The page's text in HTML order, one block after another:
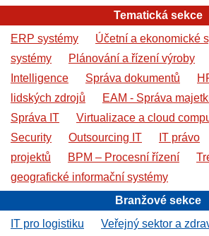
Tematická sekce
ERP systémy
Účetní a ekonomické
systémy
Plánování a řízení výroby
Intelligence
Správa dokumentů
lidských zdrojů
EAM - Správa
Správa IT
Virtualizace a cloud
Security
Outsourcing IT IT právo
projektů
BPM – Procesní řízení
geografické informační systémy
Branžové sekce
IT pro logistiku
Veřejný sektor a